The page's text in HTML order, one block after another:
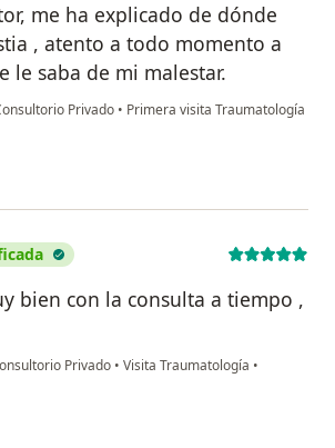
me ha explicado de dónde
, atento a todo momento a
le saba de mi malestar.
Privado • Primera visita Traumatología
R. Urista
bien con la consulta a tiempo ,
Privado • Visita Traumatología •